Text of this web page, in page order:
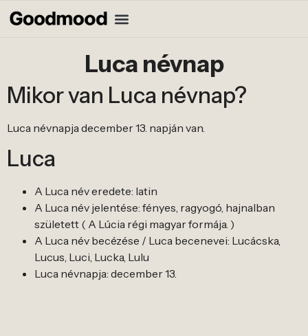
Luca névnap
Mikor van Luca névnap?
Luca névnapja december 13. napján van.
Luca
A Luca név eredete: latin
A Luca név jelentése: fényes, ragyogó, hajnalban
született ( A Lúcia régi magyar formája. )
A Luca név becézése / Luca becenevei: Lucácska,
Lucus, Luci, Lucka, Lulu
Luca névnapja: december 13.